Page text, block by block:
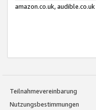
amazon.co.uk, audible.co.uk
Teilnahmevereinbarung
Nutzungsbestimmungen